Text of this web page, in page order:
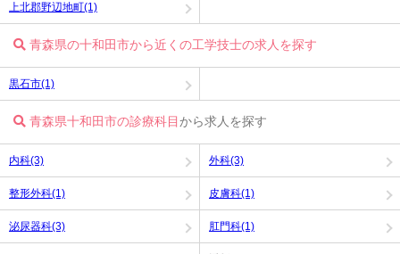
上北郡野辺地町(1)
青森県の十和田市から近くの工学技士の求人を探す
黒石市(1)
青森県十和田市の診療科目から求人を探す
内科(3) 外科(3)
整形外科(1) 皮膚科(1)
泌尿器科(3) 肛門科(1)